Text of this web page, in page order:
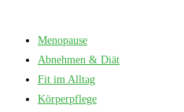
Menopause
Abnehmen & Diät
Fit im Alltag
Körperpflege